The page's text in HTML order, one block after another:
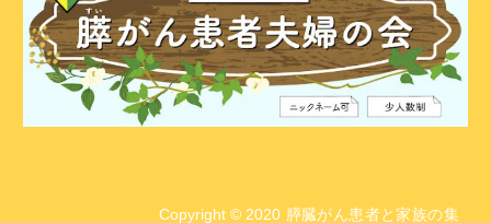
Copyright © 2020 膵臓がん患者と家族の集